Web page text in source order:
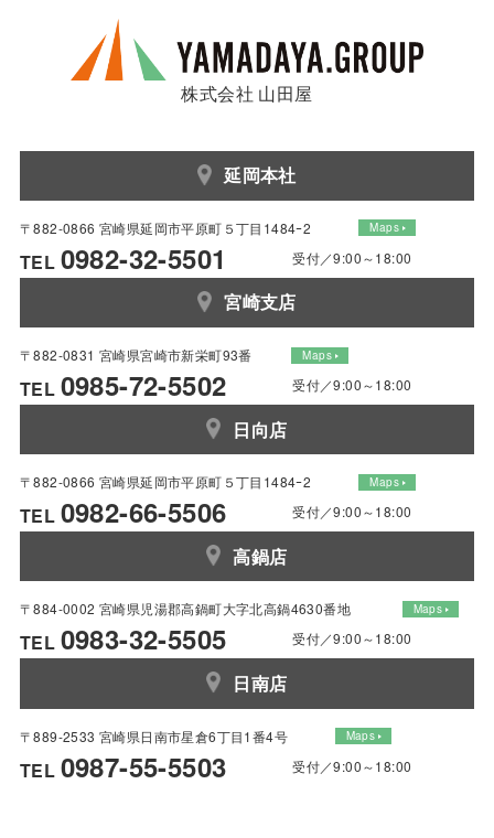
株式会社 山田屋
延岡本社
〒882-0866 宮崎県延岡市平原町５丁目1484ｰ2 Maps
TEL 0982-32-5501 受付／9:00～18:00
宮崎支店
〒882-0831 宮崎県宮崎市新栄町93番 Maps
TEL 0985-72-5502 受付／9:00～18:00
日向店
〒882-0866 宮崎県延岡市平原町５丁目1484ｰ2 Maps
TEL 0982-66-5506 受付／9:00～18:00
高鍋店
〒884-0002 宮崎県児湯郡高鍋町大字北高鍋4630番地 Maps
TEL 0983-32-5505 受付／9:00～18:00
日南店
〒889-2533 宮崎県日南市星倉6丁目1番4号 Maps
TEL 0987-55-5503 受付／9:00～18:00